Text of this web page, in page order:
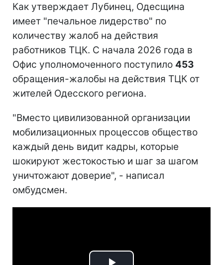
Как утверждает Лубинец, Одесщина
имеет "печальное лидерство" по
количеству жалоб на действия
работников ТЦК. С начала 2026 года в
Офис уполномоченного поступило 453
обращения-жалобы на действия ТЦК от
жителей Одесского региона.
"Вместо цивилизованной организации
мобилизационных процессов общество
каждый день видит кадры, которые
шокируют жестокостью и шаг за шагом
уничтожают доверие", - написал
омбудсмен.